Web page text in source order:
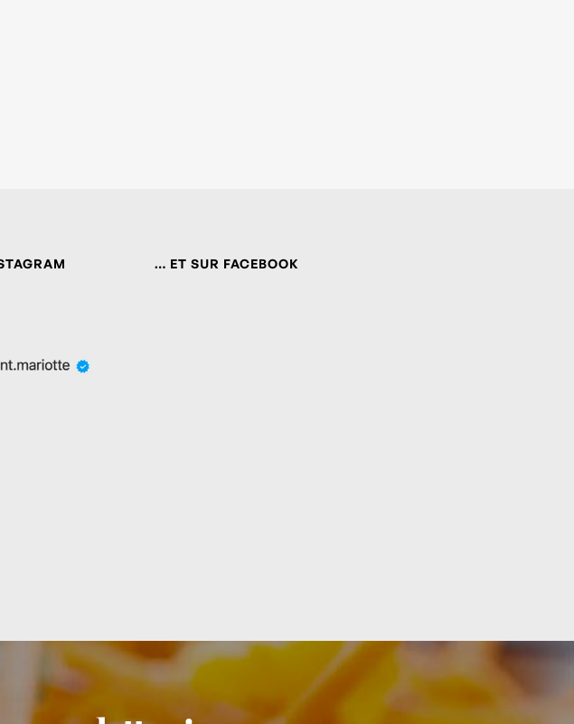
… ET SUR FACEBOOK